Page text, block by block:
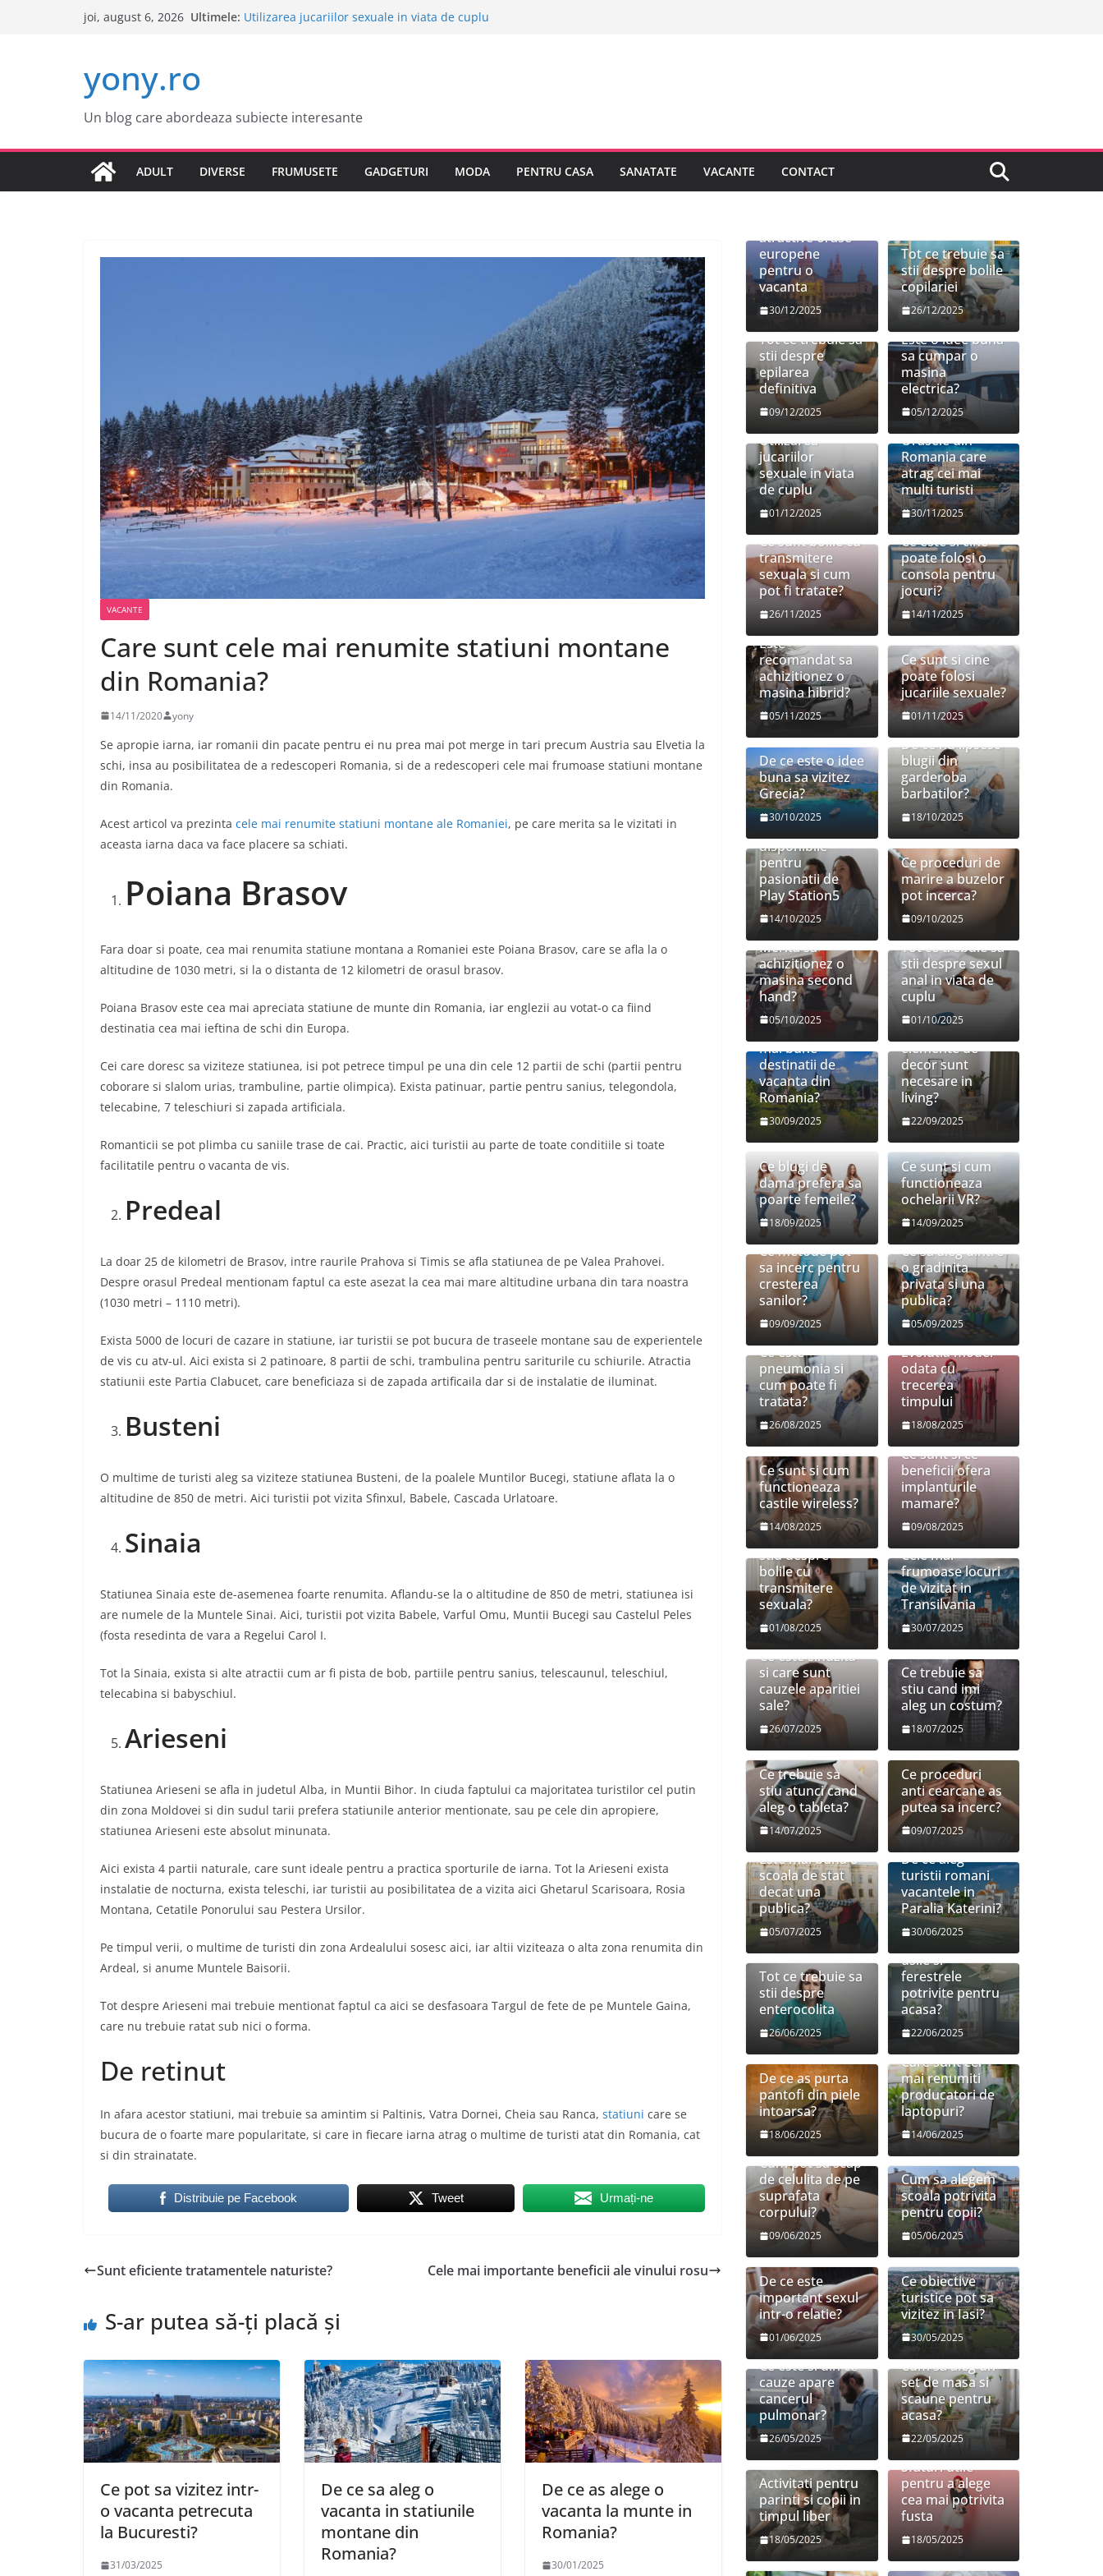
joi, august 6, 2026 Ultimele: Utilizarea jucariilor sexuale in viata de cuplu
yony.ro
Un blog care abordeaza subiecte interesante
ADULT DIVERSE FRUMUSETE GADGETURI MODA PENTRU CASA SANATATE VACANTE CONTACT
VACANTE
Care sunt cele mai renumite statiuni montane
din Romania?
14/11/2020 yony
Se apropie iarna, iar romanii din pacate pentru ei nu prea mai pot merge in tari precum Austria sau Elvetia la
schi, insa au posibilitatea de a redescoperi Romania, si de a redescoperi cele mai frumoase statiuni montane
din Romania.
Acest articol va prezinta cele mai renumite statiuni montane ale Romaniei, pe care merita sa le vizitati in
aceasta iarna daca va face placere sa schiati.
Poiana Brasov
Fara doar si poate, cea mai renumita statiune montana a Romaniei este Poiana Brasov, care se afla la o
altitudine de 1030 metri, si la o distanta de 12 kilometri de orasul brasov.
Poiana Brasov este cea mai apreciata statiune de munte din Romania, iar englezii au votat-o ca fiind
destinatia cea mai ieftina de schi din Europa.
Cei care doresc sa viziteze statiunea, isi pot petrece timpul pe una din cele 12 partii de schi (partii pentru
coborare si slalom urias, trambuline, partie olimpica). Exista patinuar, partie pentru sanius, telegondola,
telecabine, 7 teleschiuri si zapada artificiala.
Romanticii se pot plimba cu saniile trase de cai. Practic, aici turistii au parte de toate conditiile si toate
facilitatile pentru o vacanta de vis.
Predeal
La doar 25 de kilometri de Brasov, intre raurile Prahova si Timis se afla statiunea de pe Valea Prahovei.
Despre orasul Predeal mentionam faptul ca este asezat la cea mai mare altitudine urbana din tara noastra
(1030 metri – 1110 metri).
Exista 5000 de locuri de cazare in statiune, iar turistii se pot bucura de traseele montane sau de experientele
de vis cu atv-ul. Aici exista si 2 patinoare, 8 partii de schi, trambulina pentru sariturile cu schiurile. Atractia
statiunii este Partia Clabucet, care beneficiaza si de zapada artificaila dar si de instalatie de iluminat.
Busteni
O multime de turisti aleg sa viziteze statiunea Busteni, de la poalele Muntilor Bucegi, statiune aflata la o
altitudine de 850 de metri. Aici turistii pot vizita Sfinxul, Babele, Cascada Urlatoare.
Sinaia
Statiunea Sinaia este de-asemenea foarte renumita. Aflandu-se la o altitudine de 850 de metri, statiunea isi
are numele de la Muntele Sinai. Aici, turistii pot vizita Babele, Varful Omu, Muntii Bucegi sau Castelul Peles
(fosta resedinta de vara a Regelui Carol I.
Tot la Sinaia, exista si alte atractii cum ar fi pista de bob, partiile pentru sanius, telescaunul, teleschiul,
telecabina si babyschiul.
Arieseni
Statiunea Arieseni se afla in judetul Alba, in Muntii Bihor. In ciuda faptului ca majoritatea turistilor cel putin
din zona Moldovei si din sudul tarii prefera statiunile anterior mentionate, sau pe cele din apropiere,
statiunea Arieseni este absolut minunata.
Aici exista 4 partii naturale, care sunt ideale pentru a practica sporturile de iarna. Tot la Arieseni exista
instalatie de nocturna, exista teleschi, iar turistii au posibilitatea de a vizita aici Ghetarul Scarisoara, Rosia
Montana, Cetatile Ponorului sau Pestera Ursilor.
Pe timpul verii, o multime de turisti din zona Ardealului sosesc aici, iar altii viziteaza o alta zona renumita din
Ardeal, si anume Muntele Baisorii.
Tot despre Arieseni mai trebuie mentionat faptul ca aici se desfasoara Targul de fete de pe Muntele Gaina,
care nu trebuie ratat sub nici o forma.
De retinut
In afara acestor statiuni, mai trebuie sa amintim si Paltinis, Vatra Dornei, Cheia sau Ranca, statiuni care se
bucura de o foarte mare popularitate, si care in fiecare iarna atrag o multime de turisti atat din Romania, cat
si din strainatate.
Distribuie pe Facebook Tweet Urmați-ne
Sunt eficiente tratamentele naturiste? Cele mai importante beneficii ale vinului rosu
S-ar putea să-ți placă și
Ce pot sa vizitez intr-
o vacanta petrecuta
la Bucuresti?
31/03/2025
De ce sa aleg o
vacanta in statiunile
montane din
Romania?
De ce as alege o
vacanta la munte in
Romania?
30/01/2025
atractive orase
europene
pentru o
vacanta
30/12/2025
Tot ce trebuie sa
stii despre bolile
copilariei
26/12/2025
Tot ce trebuie sa
stii despre
epilarea
definitiva
09/12/2025
Este o idee buna
sa cumpar o
masina
electrica?
05/12/2025
Utilizarea
jucariilor
sexuale in viata
de cuplu
01/12/2025
Orasele din
Romania care
atrag cei mai
multi turisti
30/11/2025
Ce sunt bolile cu
transmitere
sexuala si cum
pot fi tratate?
26/11/2025
Ce este si cine
poate folosi o
consola pentru
jocuri?
14/11/2025
Este
recomandat sa
achizitionez o
masina hibrid?
05/11/2025
Ce sunt si cine
poate folosi
jucariile sexuale?
01/11/2025
De ce este o idee
buna sa vizitez
Grecia?
30/10/2025
De ce nu lipsesc
blugii din
garderoba
barbatilor?
18/10/2025
disponibile
pentru
pasionatii de
Play Station5
14/10/2025
Ce proceduri de
marire a buzelor
pot incerca?
09/10/2025
Merita sa
achizitionez o
masina second
hand?
05/10/2025
Tot ce trebuie sa
stii despre sexul
anal in viata de
cuplu
01/10/2025
Care sunt cele
mai bune
destinatii de
vacanta din
Romania?
30/09/2025
elemente de
decor sunt
necesare in
living?
22/09/2025
Ce blugi de
dama prefera sa
poarte femeile?
18/09/2025
Ce sunt si cum
functioneaza
ochelarii VR?
14/09/2025
Ce metode pot
sa incerc pentru
cresterea
sanilor?
09/09/2025
Ce sa aleg dintre
o gradinita
privata si una
publica?
05/09/2025
Ce este
pneumonia si
cum poate fi
tratata?
26/08/2025
Evolutia modei
odata cu
trecerea
timpului
18/08/2025
Ce sunt si cum
functioneaza
castile wireless?
14/08/2025
Ce sunt si ce
beneficii ofera
implanturile
mamare?
09/08/2025
Ce trebuie sa
stiu despre
bolile cu
transmitere
sexuala?
01/08/2025
Cele mai
frumoase locuri
de vizitat in
Transilvania
30/07/2025
Ce este sinuzita
si care sunt
cauzele aparitiei
sale?
26/07/2025
Ce trebuie sa
stiu cand imi
aleg un costum?
18/07/2025
Ce trebuie sa
stiu atunci cand
aleg o tableta?
14/07/2025
Ce proceduri
anti cearcane as
putea sa incerc?
09/07/2025
Este mai buna o
scoala de stat
decat una
publica?
05/07/2025
De ce aleg
turistii romani
vacantele in
Paralia Katerini?
30/06/2025
Tot ce trebuie sa
stii despre
enterocolita
26/06/2025
usile si
ferestrele
potrivite pentru
acasa?
22/06/2025
De ce as purta
pantofi din piele
intoarsa?
18/06/2025
Care sunt cei
mai renumiti
producatori de
laptopuri?
14/06/2025
Cum pot sa scap
de celulita de pe
suprafata
corpului?
09/06/2025
Cum sa alegem
scoala potrivita
pentru copii?
05/06/2025
De ce este
important sexul
intr-o relatie?
01/06/2025
Ce obiective
turistice pot sa
vizitez in Iasi?
30/05/2025
Ce este si din ce
cauze apare
cancerul
pulmonar?
26/05/2025
Cum sa aleg un
set de masa si
scaune pentru
acasa?
22/05/2025
Activitati pentru
parinti si copii in
timpul liber
18/05/2025
Sfaturi utile
pentru a alege
cea mai potrivita
fusta
18/05/2025